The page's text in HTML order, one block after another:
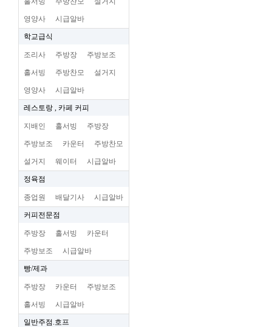
영양사 시급알바
학교급식
조리사 주방장 주방보조
홀서빙 주방찬모 설거지
영양사 시급알바
레스토랑 , 카페 커피
지배인 홀서빙 주방장
주방보조 카운터 주방찬모
설거지 웨이터 시급알바
정육점
종업원 배달기사 시급알바
커피전문점
주방장 홀서빙 카운터
주방보조 시급알바
빵/제과
주방장 카운터 주방보조
홀서빙 시급알바
일반주점.호프